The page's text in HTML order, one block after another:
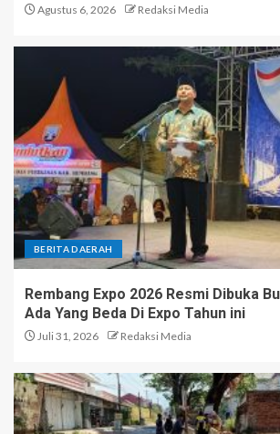
Agustus 6, 2026 Redaksi Media
BERITA DAERAH
Rembang Expo 2026 Resmi Dibuka
Ada Yang Beda Di Expo Tahun ini
Juli 31, 2026 Redaksi Media